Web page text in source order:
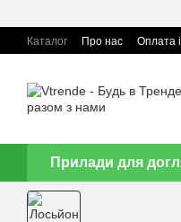
Каталог Про нас Оплата
Прилади для